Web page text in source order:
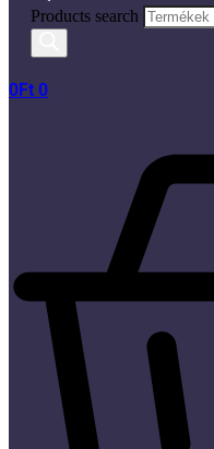
Products search
0Ft 0